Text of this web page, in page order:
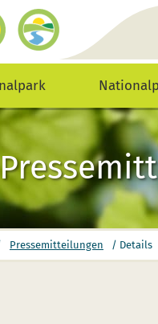
Startseite
Pressemitteilungen / Details